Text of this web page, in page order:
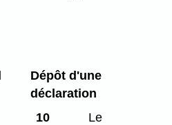
Dépôt d'une
déclaration
10
Le